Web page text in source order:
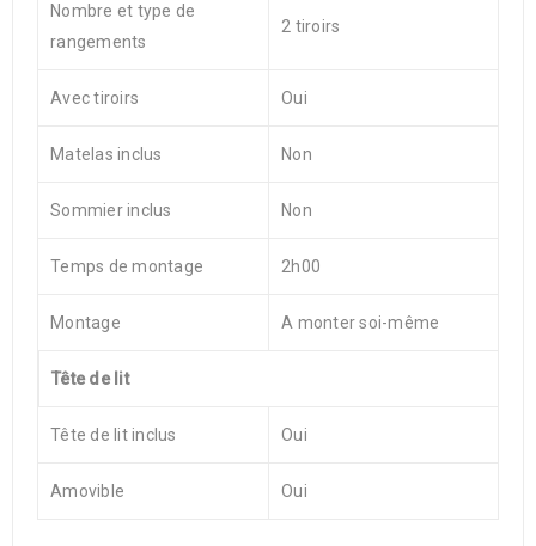
Nombre et type de
rangements
2 tiroirs
Avec tiroirs Oui
Matelas inclus Non
Sommier inclus Non
Temps de montage 2h00
Montage A monter soi-même
Tête de lit
Tête de lit inclus Oui
Amovible Oui